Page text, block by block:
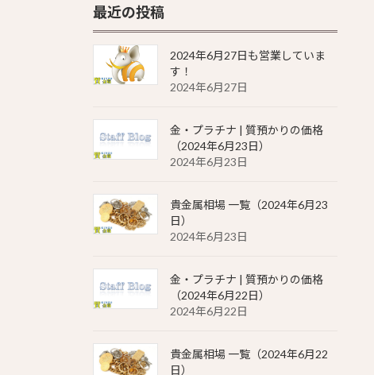
最近の投稿
2024年6月27日も営業していま
す！
2024年6月27日
金・プラチナ | 質預かりの価格
（2024年6月23日）
2024年6月23日
貴金属相場 一覧（2024年6月23
日）
2024年6月23日
金・プラチナ | 質預かりの価格
（2024年6月22日）
2024年6月22日
貴金属相場 一覧（2024年6月22
日）